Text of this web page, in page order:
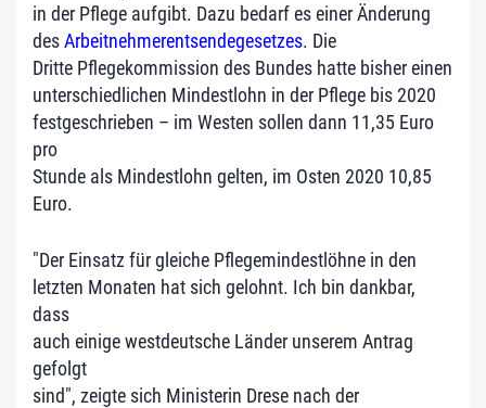
in der Pflege aufgibt. Dazu bedarf es einer Änderung
desArbeitnehmerentsendegesetzes. Die
Dritte Pflegekommission des Bundes hatte bisher einen
unterschiedlichen Mindestlohn in der Pflege bis 2020
festgeschrieben – im Westen sollen dann 11,35 Euro
pro
Stunde als Mindestlohn gelten, im Osten 2020 10,85
Euro.
"Der Einsatz für gleiche Pflegemindestlöhne in den
letzten Monaten hat sich gelohnt. Ich bin dankbar,
dass
auch einige westdeutsche Länder unserem Antrag
gefolgt
sind", zeigte sich Ministerin Drese nach der